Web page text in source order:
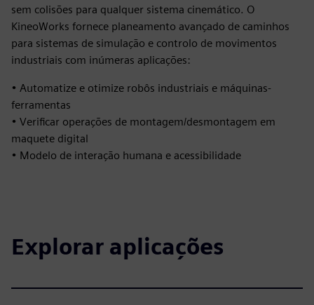
sem colisões para qualquer sistema cinemático. O
KineoWorks fornece planeamento avançado de caminhos
para sistemas de simulação e controlo de movimentos
industriais com inúmeras aplicações:
• Automatize e otimize robôs industriais e máquinas-
ferramentas
• Verificar operações de montagem/desmontagem em
maquete digital
• Modelo de interação humana e acessibilidade
Explorar aplicações